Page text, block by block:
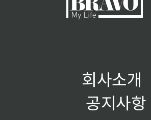
회사소개
공지사항